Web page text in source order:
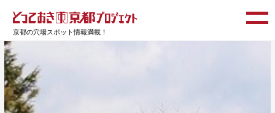
京都の穴場スポット情報満載！